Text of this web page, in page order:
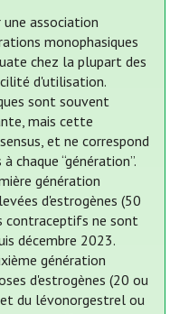
association
monophasiques
chez la plupart des
d'utilisation.
sont souvent
mais cette
et ne correspond
chaque “génération”.
génération
d'estrogènes (50
contraceptifs ne sont
décembre 2023.
génération
d'estrogènes (20 ou
du lévonorgestrel ou